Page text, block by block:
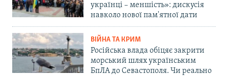
українці – меншість»: дискусія
навколо нової пам'ятної дати
ВІЙНА ТА КРИМ
Російська влада обіцяє закрити
морський шлях українським
БпЛА до Севастополя. Чи реально